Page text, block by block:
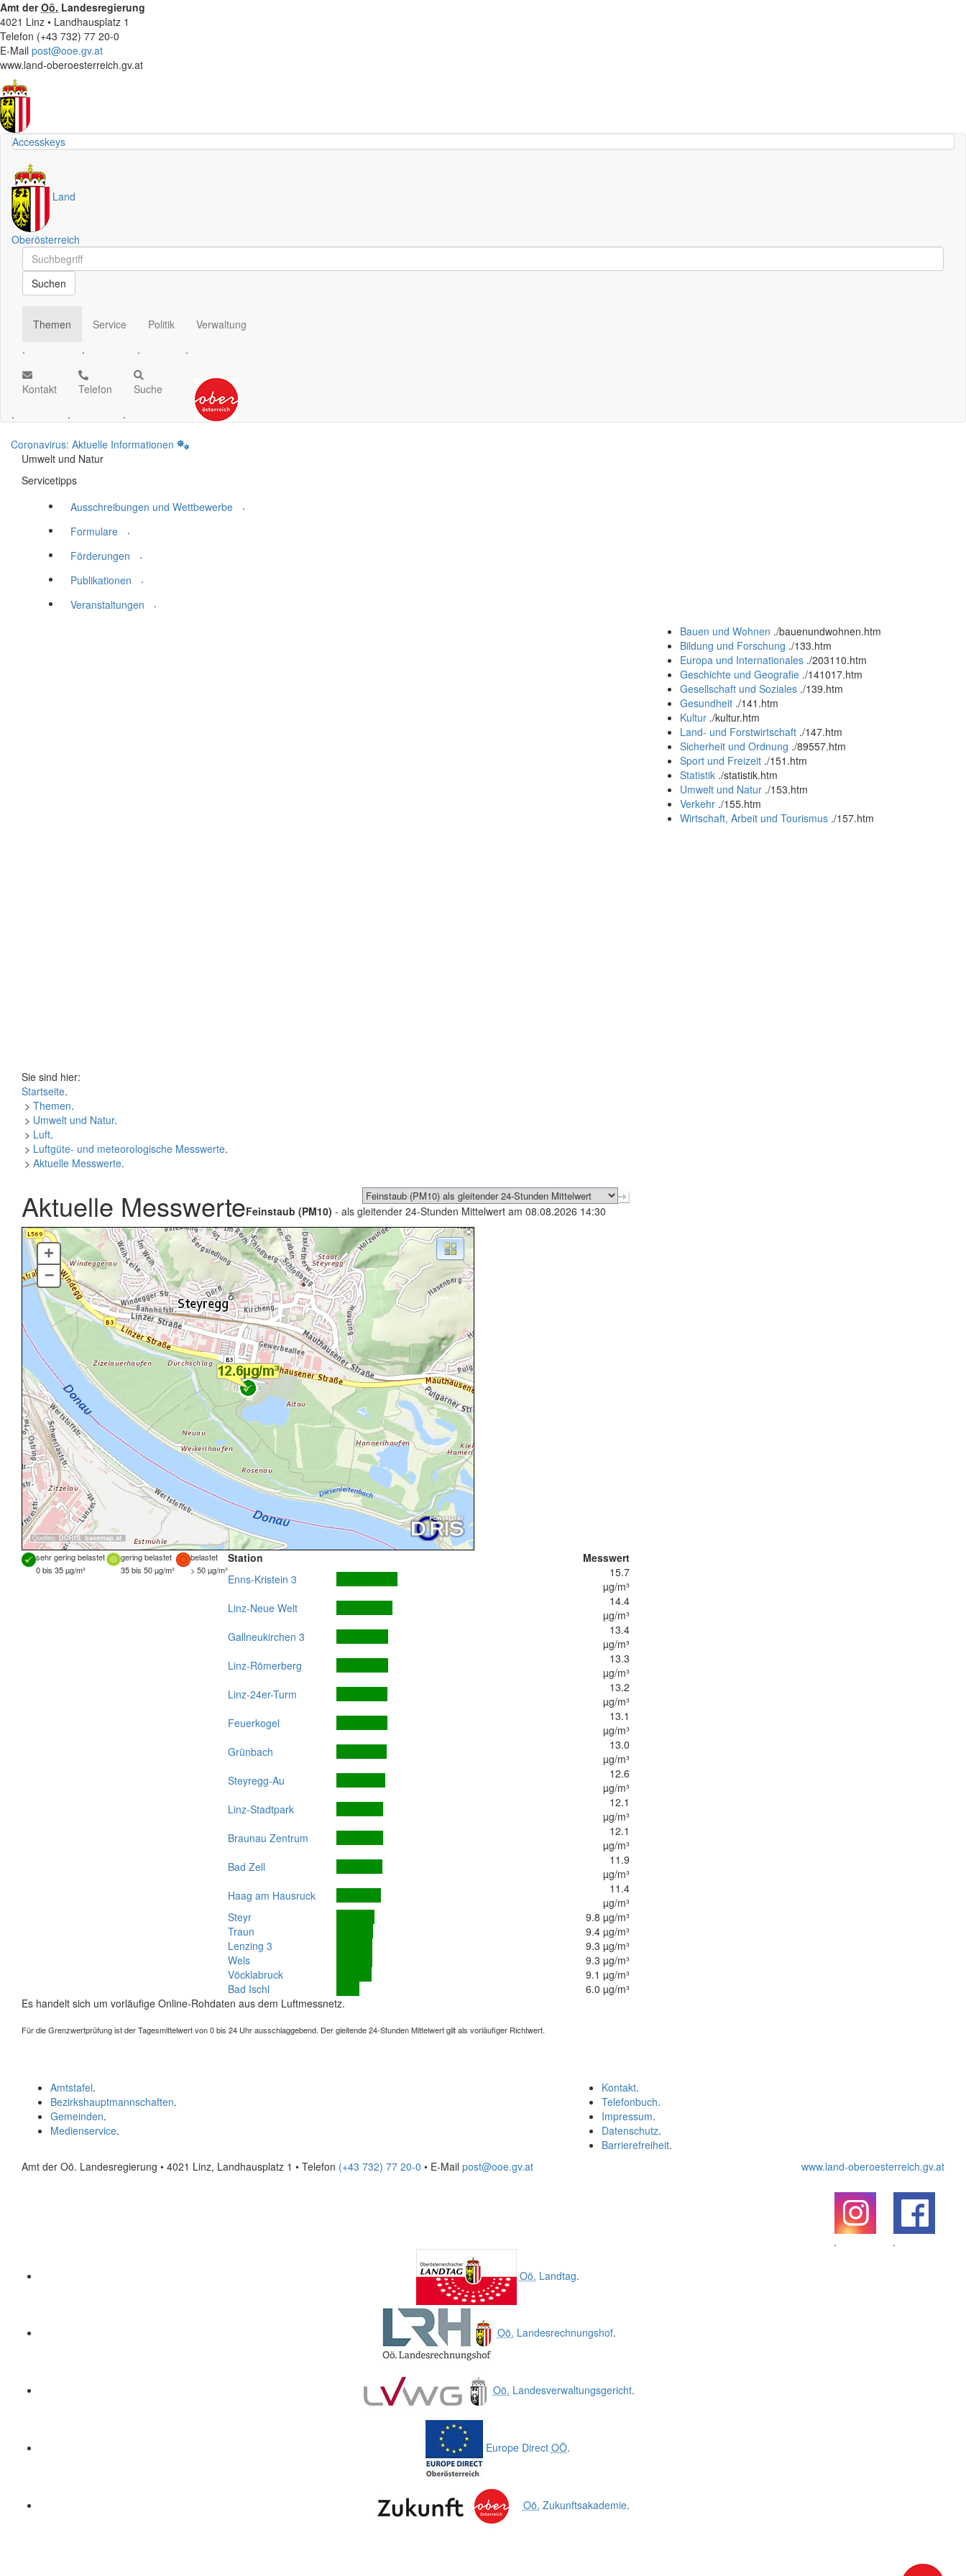
Amt derOö. Landesregierung
4021 Linz • Landhausplatz 1
Telefon (+43 732) 77 20-0
E-Mail post@ooe.gv.at
www.land-oberoesterreich.gv.at
Accesskeys
Land
Oberösterreich
Schnellsuche
Schnellsuche
Suchen
Themen
.
Service
.
Politik
.
Verwaltung
.
Kontakt
.
Telefon
.
Suche
.
Coronavirus: Aktuelle Informationen
Umwelt und Natur
Servicetipps
Ausschreibungen und Wettbewerbe
.
Formulare
.
Förderungen
.
Publikationen
.
Veranstaltungen
.
Bauen und Wohnen ./bauenundwohnen.htm
Bildung und Forschung ./133.htm
Europa und Internationales ./203110.htm
Geschichte und Geografie ./141017.htm
Gesellschaft und Soziales ./139.htm
Gesundheit ./141.htm
Kultur ./kultur.htm
Land- und Forstwirtschaft ./147.htm
Sicherheit und Ordnung ./89557.htm
Sport und Freizeit ./151.htm
Statistik ./statistik.htm
Umwelt und Natur ./153.htm
Verkehr ./155.htm
Wirtschaft, Arbeit und Tourismus ./157.htm
Sie sind hier:
Startseite.
> Themen.
> Umwelt und Natur.
> Luft.
> Luftgüte- und meteorologische Messwerte.
> Aktuelle Messwerte.
Aktuelle MesswerteFeinstaub (PM10) - als gleitender 24-Stunden Mittelwert am 08.08.2026 14:30
Quellen: DORIS, basemap.at
+
–
sehr gering belastet gering belastet
belastet
0 bis 35 µg/m³
35 bis 50 µg/m³ > 50 µg/m³
Station
Messwert
Enns-Kristein 3
15.7
µg/m³
Linz-Neue Welt
14.4
µg/m³
Gallneukirchen 3
13.4
µg/m³
Linz-Römerberg
13.3
µg/m³
Linz-24er-Turm
13.2
µg/m³
Feuerkogel
13.1
µg/m³
Grünbach
13.0
µg/m³
Steyregg-Au
12.6
µg/m³
Linz-Stadtpark
12.1
µg/m³
Braunau Zentrum
12.1
µg/m³
Bad Zell
11.9
µg/m³
Haag am Hausruck
11.4
µg/m³
Steyr
9.8 µg/m³
Traun
9.4 µg/m³
Lenzing 3
9.3 µg/m³
Wels
9.3 µg/m³
Vöcklabruck
9.1 µg/m³
Bad Ischl
6.0 µg/m³
Es handelt sich um vorläufige Online-Rohdaten aus dem Luftmessnetz.
Für die Grenzwertprüfung ist der Tagesmittelwert von 0 bis 24 Uhr ausschlaggebend. Der gleitende 24-Stunden Mittelwert gilt als vorläufiger Richtwert.
Kontakt.
Telefonbuch.
Impressum.
Datenschutz.
Barrierefreiheit.
Amtstafel.
Bezirkshauptmannschaften.
Gemeinden.
Medienservice.
Amt der Oö. Landesregierung • 4021 Linz, Landhausplatz 1 • Telefon (+43 732) 77 20-0 • E-Mail post@ooe.gv.at www.land-oberoesterreich.gv.at
.
.
Oö. Landtag.
Oö. Landesrechnungshof.
Oö. Landesverwaltungsgericht.
Europe Direct OÖ.
Oö. Zukunftsakademie.